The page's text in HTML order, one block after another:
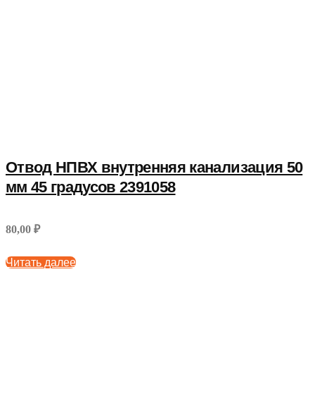
Отвод НПВХ внутренняя канализация 50
мм 45 градусов 2391058
80,00 ₽
Читать далее